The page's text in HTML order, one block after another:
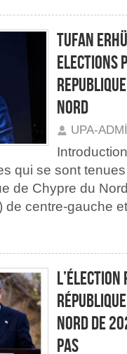
TUFAN
ELECTIONS
NORD
UPA-
qui se sont
de Chypre du
de centre-gauche et
NORD DE
PAS